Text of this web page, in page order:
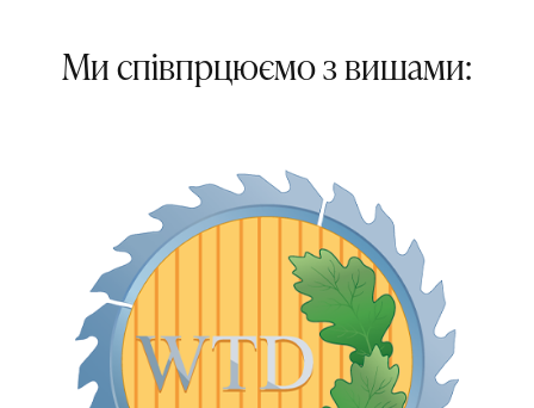
Ми співпрцюємо з вишами: